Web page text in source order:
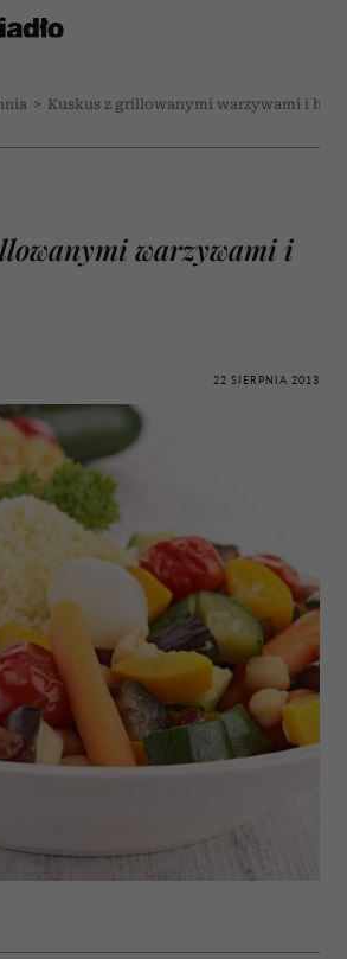
> Kuskus z grillowanymi warzywami i
warzywami i
22 SIERPNIA 2013